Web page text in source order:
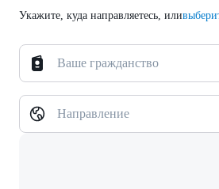
Укажите, куда направляетесь, или
Ваше гражданство
Направление